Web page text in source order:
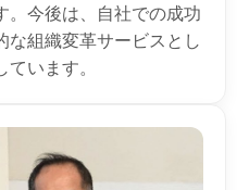
。今後は、自社での成功
組織変革サービスとし
います。